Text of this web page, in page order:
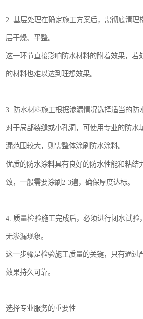
2. 基层处理在确定施工方案后，需彻底清理
层干燥、平整。
这一环节直接影响防水材料的附着效果，若
的材料也难以达到理想效果。
3. 防水材料施工根据渗漏情况选择适当的防
对于局部裂缝或小孔洞，可使用专业的防水
漏范围较大，则需整体涂刷防水涂料。
优质的防水涂料具有良好的防水性能和粘结
致，一般需要涂刷2-3遍，确保厚度达标。
4. 质量检验施工完成后，必须进行闭水试验
无渗漏现象。
这一步骤是检验施工质量的关键，只有通过
效果持久可靠。
选择专业服务的重要性